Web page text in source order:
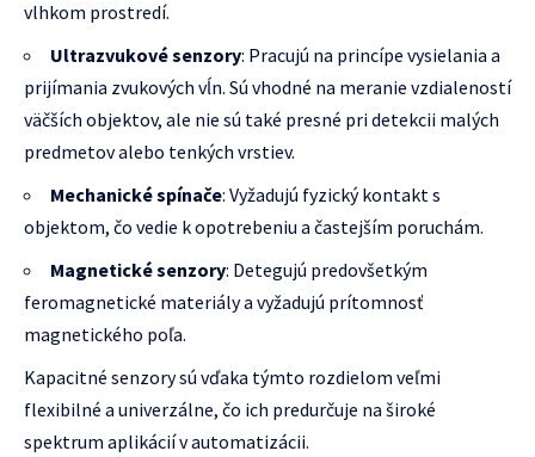
vlhkom prostredí.
Ultrazvukové senzory: Pracujú na princípe vysielania a
prijímania zvukových vĺn. Sú vhodné na meranie vzdialeností
väčších objektov, ale nie sú také presné pri detekcii malých
predmetov alebo tenkých vrstiev.
Mechanické spínače: Vyžadujú fyzický kontakt s
objektom, čo vedie k opotrebeniu a častejším poruchám.
Magnetické senzory: Detegujú predovšetkým
feromagnetické materiály a vyžadujú prítomnosť
magnetického poľa.
Kapacitné senzory sú vďaka týmto rozdielom veľmi
flexibilné a univerzálne, čo ich predurčuje na široké
spektrum aplikácií v automatizácii.